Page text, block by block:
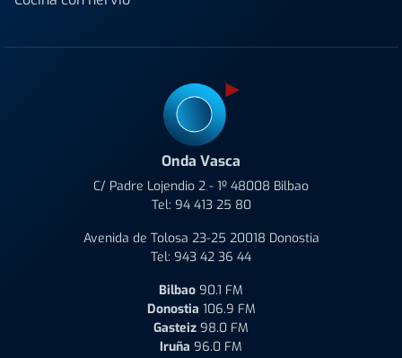
Onda Vasca
C/ Padre Lojendio 2 - 1º 48008 Bilbao
Tel: 94 413 25 80
Avenida de Tolosa 23-25 20018 Donostia
Tel: 943 42 36 44
Bilbao 90.1 FM
Donostia 106.9 FM
Gasteiz 98.0 FM
Iruña 96.0 FM